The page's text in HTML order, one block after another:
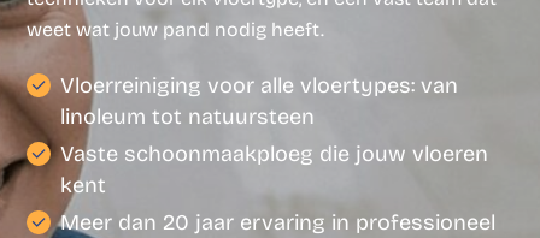
weet wat jouw pand nodig heeft.
Vloerreiniging voor alle vloertypes: van
linoleum tot natuursteen
Vaste schoonmaakploeg die jouw vloeren
kent
Meer dan 20 jaar ervaring in professioneel